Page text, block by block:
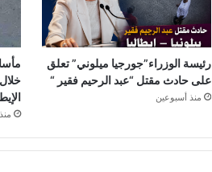
رئيسة الوزراء”جورجيا ميلوني” تعلق
على حادث مقتل “عبد الرحيم فقير “
منذ أسبوعين
منذ 3 أسابيع